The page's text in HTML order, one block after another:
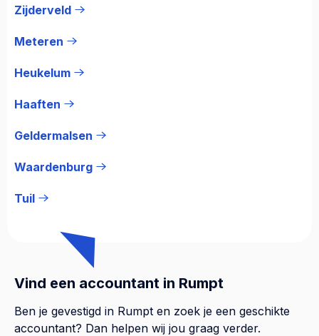
Zijderveld
Meteren
Heukelum
Haaften
Geldermalsen
Waardenburg
Tuil
Vind een accountant in Rumpt
Ben je gevestigd in Rumpt en zoek je een geschikte
accountant? Dan helpen wij jou graag verder.